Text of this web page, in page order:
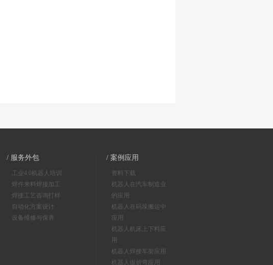
/ 服务外包
工业4.0机器人培训
焊件来料焊接加工
焊接工艺咨询打样
自动化方案设计
设备维修与保养
/ 案例应用
资料下载
机器人在汽车制造业
的应用
机器人在码垛搬运中
应用
机器人机床上下料应
用
机器人焊接车架应用
机器人扳折弯应用